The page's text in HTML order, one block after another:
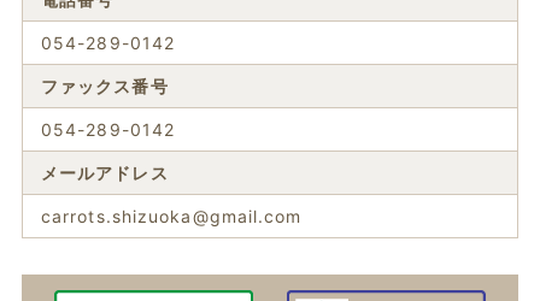
054-289-0142
ファックス番号
054-289-0142
メールアドレス
carrots.shizuoka@gmail.com